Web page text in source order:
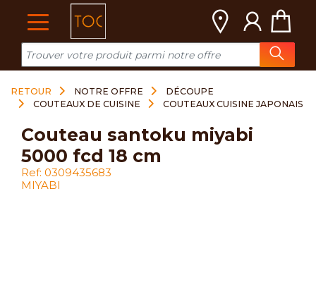
RETOUR NOTRE OFFRE
DÉCOUPE
COUTEAUX DE CUISINE
COUTEAUX CUISINE JAPONAIS
couteau santoku miyabi
5000 fcd 18 cm
Ref: 0309435683
MIYABI
Cookies management panel